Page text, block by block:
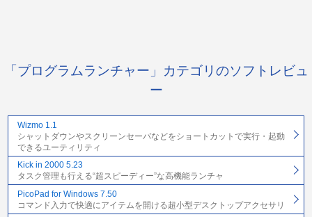
「プログラムランチャー」カテゴリのソフトレビュ
ー
Wizmo 1.1
シャットダウンやスクリーンセーバなどをショートカットで実行・起動
できるユーティリティ
Kick in 2000 5.23
タスク管理も行える“超スピーディー”な高機能ランチャ
PicoPad for Windows 7.50
コマンド入力で快適にアイテムを開ける超小型デスクトップアクセサリ